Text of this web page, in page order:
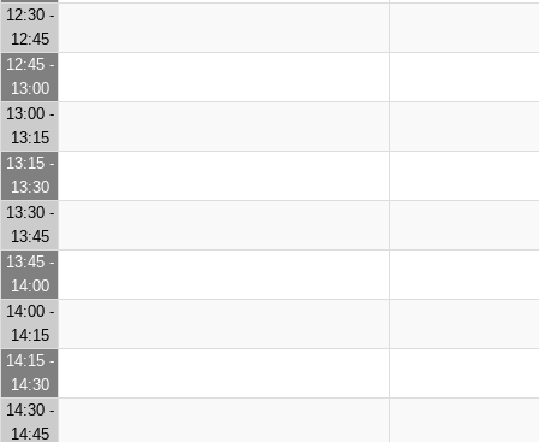
12:30 -
12:45
12:45 -
13:00
13:00 -
13:15
13:15 -
13:30
13:30 -
13:45
13:45 -
14:00
14:00 -
14:15
14:15 -
14:30
14:30 -
14:45